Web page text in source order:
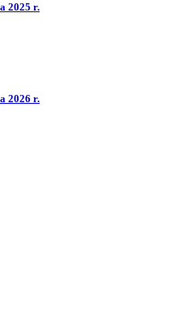
2025 r.
2026 r.